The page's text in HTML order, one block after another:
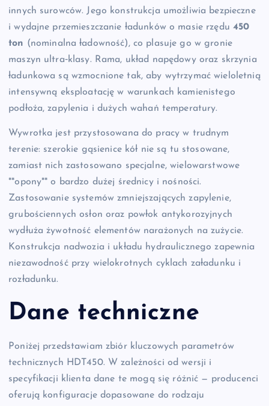
innych surowców. Jego konstrukcja umożliwia bezpieczne
i wydajne przemieszczanie ładunków o masie rzędu 450
ton (nominalna ładowność), co plasuje go w gronie
maszyn ultra‑klasy. Rama, układ napędowy oraz skrzynia
ładunkowa są wzmocnione tak, aby wytrzymać wieloletnią
intensywną eksploatację w warunkach kamienistego
podłoża, zapylenia i dużych wahań temperatury.
Wywrotka jest przystosowana do pracy w trudnym
terenie: szerokie gąsienice kół nie są tu stosowane,
zamiast nich zastosowano specjalne, wielowarstwowe
**opony** o bardzo dużej średnicy i nośności.
Zastosowanie systemów zmniejszających zapylenie,
grubościennych osłon oraz powłok antykorozyjnych
wydłuża żywotność elementów narażonych na zużycie.
Konstrukcja nadwozia i układu hydraulicznego zapewnia
niezawodność przy wielokrotnych cyklach załadunku i
rozładunku.
Dane techniczne
Poniżej przedstawiam zbiór kluczowych parametrów
technicznych HDT450. W zależności od wersji i
specyfikacji klienta dane te mogą się różnić — producenci
oferują konfiguracje dopasowane do rodzaju